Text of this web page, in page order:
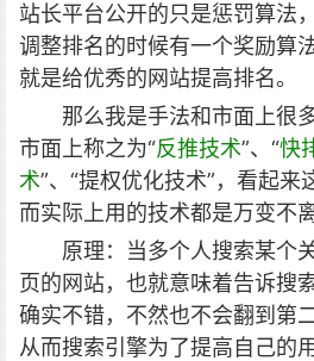
站长平台公开的只是惩罚算法
调整排名的时候有一个奖励算
就是给优秀的网站提高排名。
那么我是手法和市面上很
市面上称之为“反推技术”、“快
术”、“提权优化技术”，看起来
而实际上用的技术都是万变不
原理：当多个人搜索某个
页的网站，也就意味着告诉搜
确实不错，不然也不会翻到第
从而搜索引擎为了提高自己的